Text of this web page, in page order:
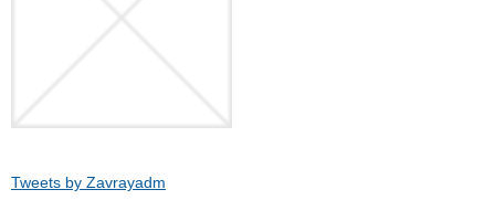
Tweets by Zavrayadm